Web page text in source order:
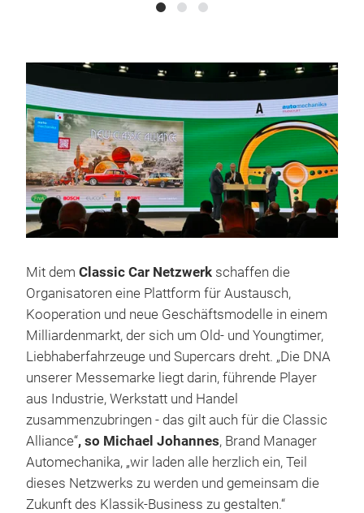
Mit dem Classic Car Netzwerk schaffen die
Organisatoren eine Plattform für Austausch,
Kooperation und neue Geschäftsmodelle in einem
Milliardenmarkt, der sich um Old- und Youngtimer,
Liebhaberfahrzeuge und Supercars dreht. „Die DNA
unserer Messemarke liegt darin, führende Player
aus Industrie, Werkstatt und Handel
zusammenzubringen - das gilt auch für die Classic
Alliance“, so Michael Johannes, Brand Manager
Automechanika, „wir laden alle herzlich ein, Teil
dieses Netzwerks zu werden und gemeinsam die
Zukunft des Klassik-Business zu gestalten.“